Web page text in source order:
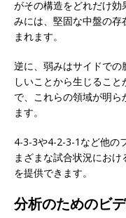
がその構造をどれだけ
みには、堅固な中盤の
まれます。
逆に、弱みはサイドで
しいことから生じるこ
で、これらの領域が明
ます。
4-3-3や4-2-3-1など他の
まざまな試合状況にお
を提供できます。
分析のためのビ